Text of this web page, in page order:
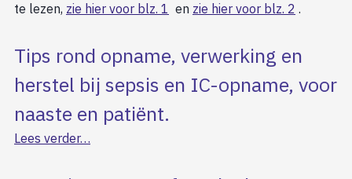
te lezen, zie hier voor blz. 1 en zie hier voor blz. 2 .
Tips rond opname, verwerking en
herstel bij sepsis en IC-opname, voor
naaste en patiënt.
Lees verder…